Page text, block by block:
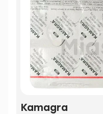
Kamagra